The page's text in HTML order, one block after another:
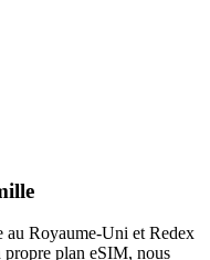
au Royaume-Uni et Redex
propre plan eSIM, nous